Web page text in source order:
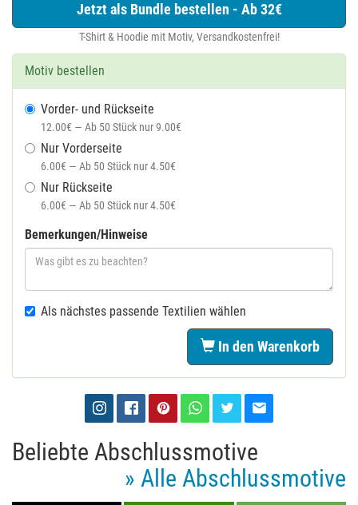
Jetzt als Bundle bestellen - Ab 32€
T-Shirt & Hoodie mit Motiv, Versandkostenfrei!
Motiv bestellen
Vorder- und Rückseite
12.00€ — Ab 50 Stück nur 9.00€
Nur Vorderseite
6.00€ — Ab 50 Stück nur 4.50€
Nur Rückseite
6.00€ — Ab 50 Stück nur 4.50€
Bemerkungen/Hinweise
Als nächstes passende Textilien wählen
In den Warenkorb
Beliebte Abschlussmotive
» Alle Abschlussmotive